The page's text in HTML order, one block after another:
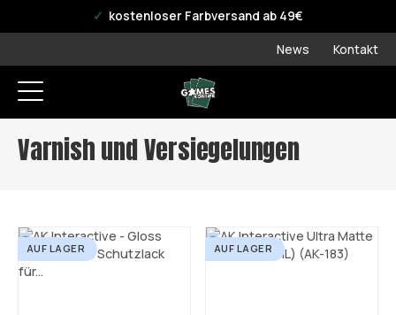
offizieller WPN Storekostenloser Farbversand ab 49€
News Kontakt
Varnish und Versiegelungen
AUF LAGER AUF LAGER